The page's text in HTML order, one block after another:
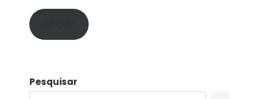
Pesquisar